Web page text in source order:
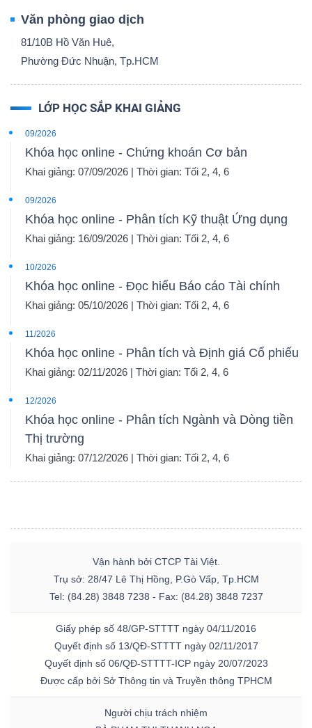
Văn phòng giao dịch
81/10B Hồ Văn Huê,
Phường Đức Nhuận, Tp.HCM
LỚP HỌC SẮP KHAI GIẢNG
09/2026
Khóa học online - Chứng khoán Cơ bản
Khai giảng: 07/09/2026 | Thời gian: Tối 2, 4, 6
09/2026
Khóa học online - Phân tích Kỹ thuật Ứng dụng
Khai giảng: 16/09/2026 | Thời gian: Tối 2, 4, 6
10/2026
Khóa học online - Đọc hiểu Báo cáo Tài chính
Khai giảng: 05/10/2026 | Thời gian: Tối 2, 4, 6
11/2026
Khóa học online - Phân tích và Định giá Cổ phiếu
Khai giảng: 02/11/2026 | Thời gian: Tối 2, 4, 6
12/2026
Khóa học online - Phân tích Ngành và Dòng tiền
Thị trường
Khai giảng: 07/12/2026 | Thời gian: Tối 2, 4, 6
Vận hành bởi CTCP Tài Việt.
Trụ sở: 28/47 Lê Thị Hồng, P.Gò Vấp, Tp.HCM
Tel: (84.28) 3848 7238 - Fax: (84.28) 3848 7237
Giấy phép số 48/GP-STTTT ngày 04/11/2016
Quyết định số 13/QĐ-STTTT ngày 02/11/2017
Quyết định số 06/QĐ-STTTT-ICP ngày 20/07/2023
Được cấp bởi Sở Thông tin và Truyền thông TPHCM
Người chịu trách nhiệm